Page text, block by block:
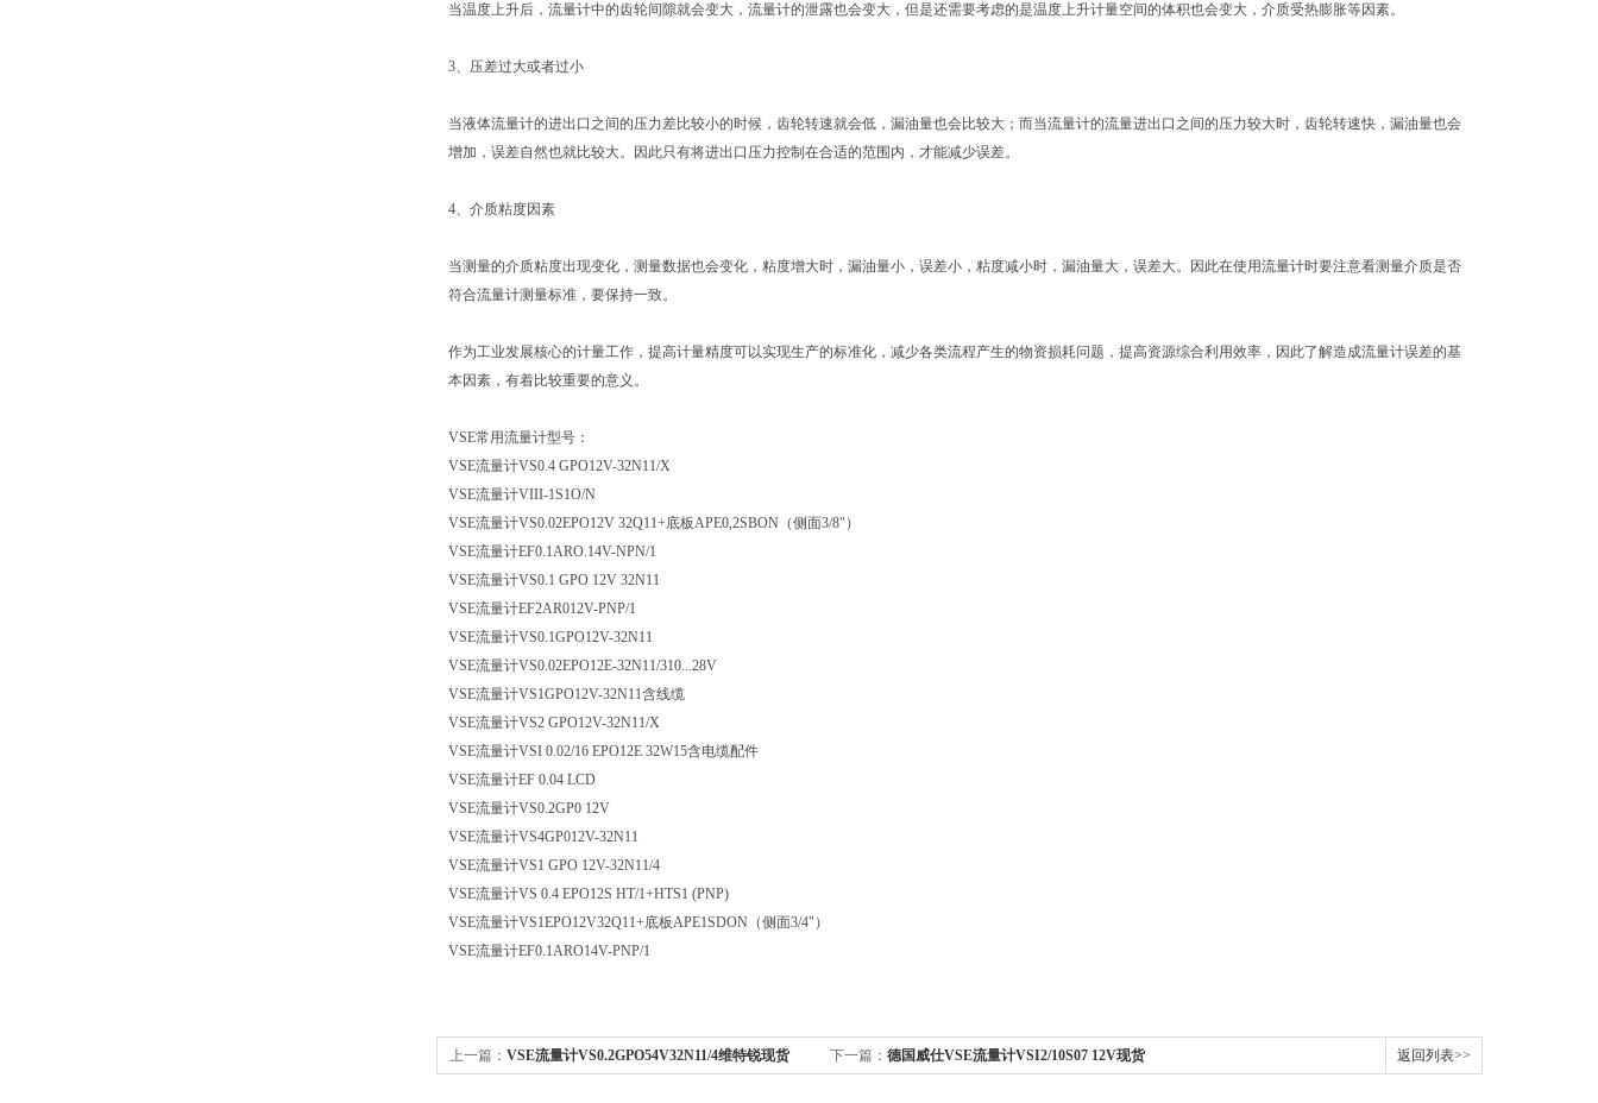
当温度上升后，流量计中的齿轮间隙就会变大，流量计的泄露也会变大，但是还需要考虑的是温度上升计量空间的体积也会变大，介质受热膨胀等因素。
3、压差过大或者过小
当液体流量计的进出口之间的压力差比较小的时候，齿轮转速就会低，漏油量也会比较大；而当流量计的流量进出口之间的压力较大时，齿轮转速快，漏油量也会
增加，误差自然也就比较大。因此只有将进出口压力控制在合适的范围内，才能减少误差。
4、介质粘度因素
当测量的介质粘度出现变化，测量数据也会变化，粘度增大时，漏油量小，误差小，粘度减小时，漏油量大，误差大。因此在使用流量计时要注意看测量介质是否
符合流量计测量标准，要保持一致。
作为工业发展核心的计量工作，提高计量精度可以实现生产的标准化，减少各类流程产生的物资损耗问题，提高资源综合利用效率，因此了解造成流量计误差的基
本因素，有着比较重要的意义。
VSE常用流量计型号：
VSE流量计VS0.4 GPO12V-32N11/X
VSE流量计VIII-1S1O/N
VSE流量计VS0.02EPO12V 32Q11+底板APE0,2SBON（侧面3/8"）
VSE流量计EF0.1ARO.14V-NPN/1
VSE流量计VS0.1 GPO 12V 32N11
VSE流量计EF2AR012V-PNP/1
VSE流量计VS0.1GPO12V-32N11
VSE流量计VS0.02EPO12E-32N11/310...28V
VSE流量计VS1GPO12V-32N11含线缆
VSE流量计VS2 GPO12V-32N11/X
VSE流量计VSI 0.02/16 EPO12E 32W15含电缆配件
VSE流量计EF 0.04 LCD
VSE流量计VS0.2GP0 12V
VSE流量计VS4GP012V-32N11
VSE流量计VS1 GPO 12V-32N11/4
VSE流量计VS 0.4 EPO12S HT/1+HTS1 (PNP)
VSE流量计VS1EPO12V32Q11+底板APE1SDON（侧面3/4"）
VSE流量计EF0.1ARO14V-PNP/1
上一篇： VSE流量计VS0.2GPO54V32N11/4维特锐现货 下一篇： 德国威仕VSE流量计VSI2/10S07 12V现货 返回列表>>